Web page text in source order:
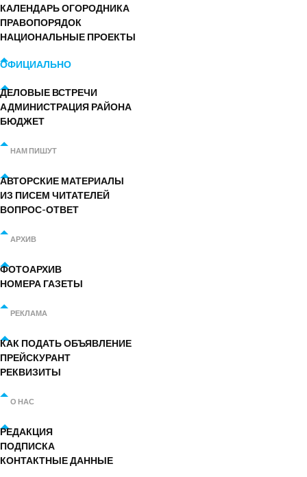
КАЛЕНДАРЬ ОГОРОДНИКА
ПРАВОПОРЯДОК
НАЦИОНАЛЬНЫЕ ПРОЕКТЫ
ОФИЦИАЛЬНО
ДЕЛОВЫЕ ВСТРЕЧИ
АДМИНИСТРАЦИЯ РАЙОНА
БЮДЖЕТ
НАМ ПИШУТ
АВТОРСКИЕ МАТЕРИАЛЫ
ИЗ ПИСЕМ ЧИТАТЕЛЕЙ
ВОПРОС-ОТВЕТ
АРХИВ
ФОТОАРХИВ
НОМЕРА ГАЗЕТЫ
РЕКЛАМА
КАК ПОДАТЬ ОБЪЯВЛЕНИЕ
ПРЕЙСКУРАНТ
РЕКВИЗИТЫ
О НАС
РЕДАКЦИЯ
ПОДПИСКА
КОНТАКТНЫЕ ДАННЫЕ